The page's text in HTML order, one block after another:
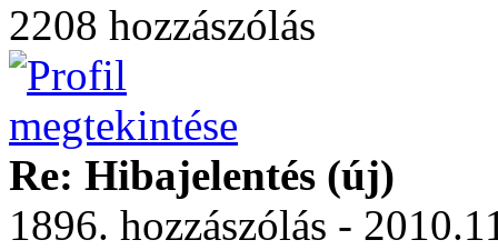
2208 hozzászólás
Re: Hibajelentés (új)
1896. hozzászólás -